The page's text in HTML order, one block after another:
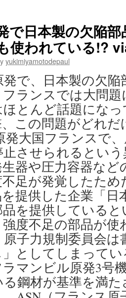
で日本製の欠陥
使われている!?
yukimiyamotodepaul
で、日本製の欠
ランスでは大問
とんど話題にな
この問題がどれ
発大国フランスで
させられるとい
器や圧力容器など
足が発覚したた
提供した企業「日
を提供している
度不足の部品が
子力規制委員会
としてしまってい
マンビル原発3号
鋼材が基準を満